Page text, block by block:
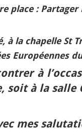
place :
à la chapelle St
Européennes
à
soit à la salle
mes